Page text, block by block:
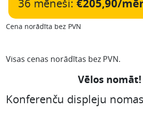
36 mēneši: €205,90/
Cena norādīta bez PVN
Visas cenas norādītas bez PVN.
Vēlos nomāt!
Konferenču displeju